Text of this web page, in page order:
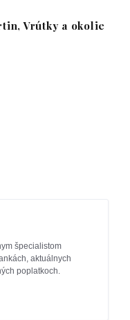
Vrútky a okolie